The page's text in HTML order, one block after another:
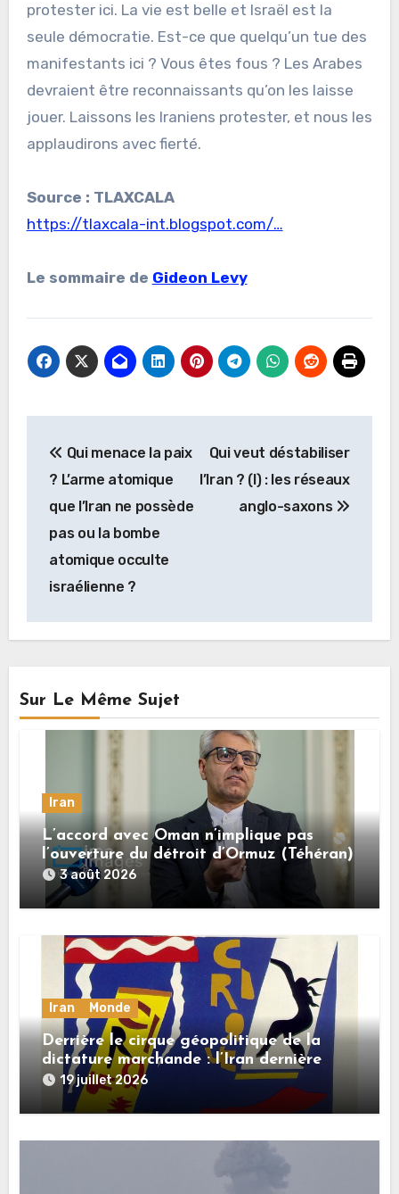
protester ici. La vie est belle et Israël est la
seule démocratie. Est-ce que quelqu’un tue des
manifestants ici ? Vous êtes fous ? Les Arabes
devraient être reconnaissants qu’on les laisse
jouer. Laissons les Iraniens protester, et nous les
applaudirons avec fierté.
Source : TLAXCALA
https://tlaxcala-int.blogspot.com/…
Le sommaire de Gideon Levy
de
l’article
Qui menace la paix
? L’arme atomique
que l’Iran ne possède
pas ou la bombe
atomique occulte
israélienne ?
Qui veut déstabiliser
l’Iran ? (I) : les réseaux
anglo-saxons
Sur Le Même Sujet
Iran
L’accord avec Oman n’implique pas
l’ouverture du détroit d’Ormuz (Téhéran)
3 août 2026
Iran Monde
Derrière le cirque géopolitique de la
dictature marchande : l’Iran dernière
dupe en date
19 juillet 2026